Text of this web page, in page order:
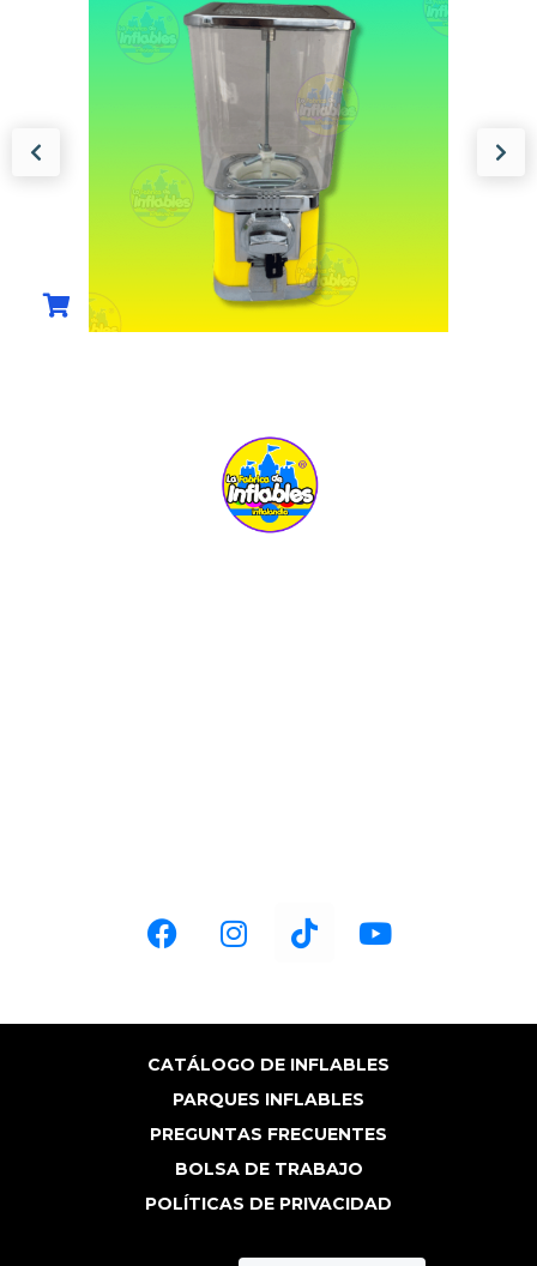
BUMPER BALL
INDIVIDUAL MOD
TER1101
EL PRECIO ES POR UNIDAD MEDIDAS 1M
LARGO X 1M......
$6,250.00
(0)
COMPRAR AHORA
CATÁLOGO DE INFLABLES
PARQUES INFLABLES
PREGUNTAS FRECUENTES
BOLSA DE TRABAJO
POLÍTICAS DE PRIVACIDAD